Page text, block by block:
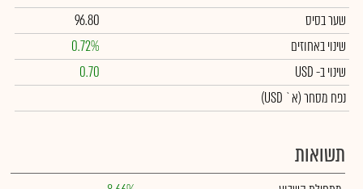
שער בסיס
96.80
שינוי באחוזים
0.72%
שינויב- USD
0.70
נפח מסחר(א` USD)
תשואות